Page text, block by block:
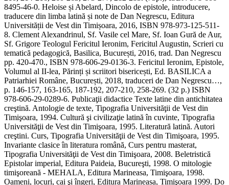
8495-46-0. Heloise și Abelard, Dincolo de epistole, introducere,
traducere din limba latină și note de Dan Negrescu, Editura
Universității de Vest din Timișoara, 2016, ISBN 978-973-125-511-
8. Clement Alexandrinul, Sf. Vasile cel Mare, Sf. Ioan Gură de Aur,
Sf. Grigore Teologul Fericitul Ieronim, Fericitul Augustin, Scrieri cu
tematică pedagogică, Basilica, București, 2016, trad. Dan Negrescu
pp. 420-470., ISBN 978-606-29-0136-3. Fericitul Ieronim, Epistole,
Volumul al II-lea, Părinți și scriitori bisericești, Ed. BASILICA a
Patriarhiei Române, București, 2018, traduceri de Dan Negrescu…,
p. 146-157, 163-165, 187-192, 207-210, 258-269. (32 p.) ISBN
978-606-29-0289-6. Publicaţii didactice Texte latine din antichitatea
creştină. Antologie de texte, Tipografia Universităţii de Vest din
Timişoara, 1994. Cultură şi civilizaţie latină în cuvinte, Tipografia
Universităţii de Vest din Timişoara, 1995. Literatură latină. Autori
creştini. Curs, Tipografia Universităţii de Vest din Timişoara, 1995.
Invariante clasice în literatura română, Curs pentru masterat,
Tipografia Universităţii de Vest din Timişoara, 2008. Beletristică
Epistolar imperial, Editura Paideia, Bucureşti, 1998. O mitologie
timişoreană - MEHALA, Editura Marineasa, Timişoara, 1998.
Oameni, locuri, cai şi îngeri, Editura Marineasa, Timişoara 1999. Do